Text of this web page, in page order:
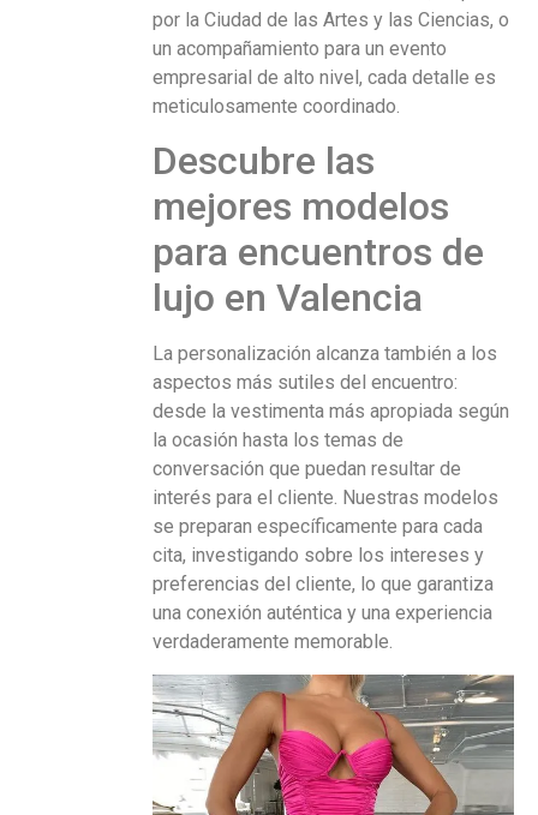
por la Ciudad de las Artes y las Ciencias, o
un acompañamiento para un evento
empresarial de alto nivel, cada detalle es
meticulosamente coordinado.
Descubre las
mejores modelos
para encuentros de
lujo en Valencia
La personalización alcanza también a los
aspectos más sutiles del encuentro:
desde la vestimenta más apropiada según
la ocasión hasta los temas de
conversación que puedan resultar de
interés para el cliente. Nuestras modelos
se preparan específicamente para cada
cita, investigando sobre los intereses y
preferencias del cliente, lo que garantiza
una conexión auténtica y una experiencia
verdaderamente memorable.